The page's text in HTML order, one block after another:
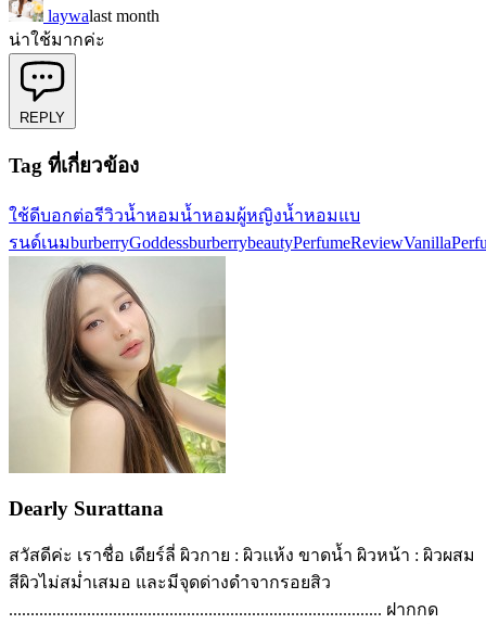
laywalast month
น่าใช้มากค่ะ
REPLY
Tag ที่เกี่ยวข้อง
ใช้ดีบอกต่อรีวิวน้ำหอมน้ำหอมผู้หญิงน้ำหอมแบ
รนด์เนมburberryGoddessburberrybeautyPerfumeReview
Dearly Surattana
สวัสดีค่ะ เราชื่อ เดียร์ลี่ ผิวกาย : ผิวแห้ง ขาดน้ำ ผิวหน้า : ผิวผสม
สีผิวไม่สม่ำเสมอ และมีจุดด่างดำจากรอยสิว
...................................................................................... ฝากกด